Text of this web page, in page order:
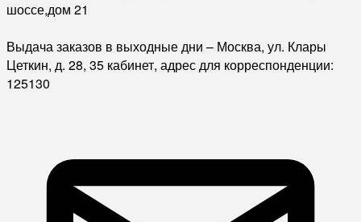
шоссе,дом 21
Выдача заказов в выходные дни – Москва, ул. Клары
Цеткин, д. 28, 35 кабинет, адрес для корреспонденции:
125130